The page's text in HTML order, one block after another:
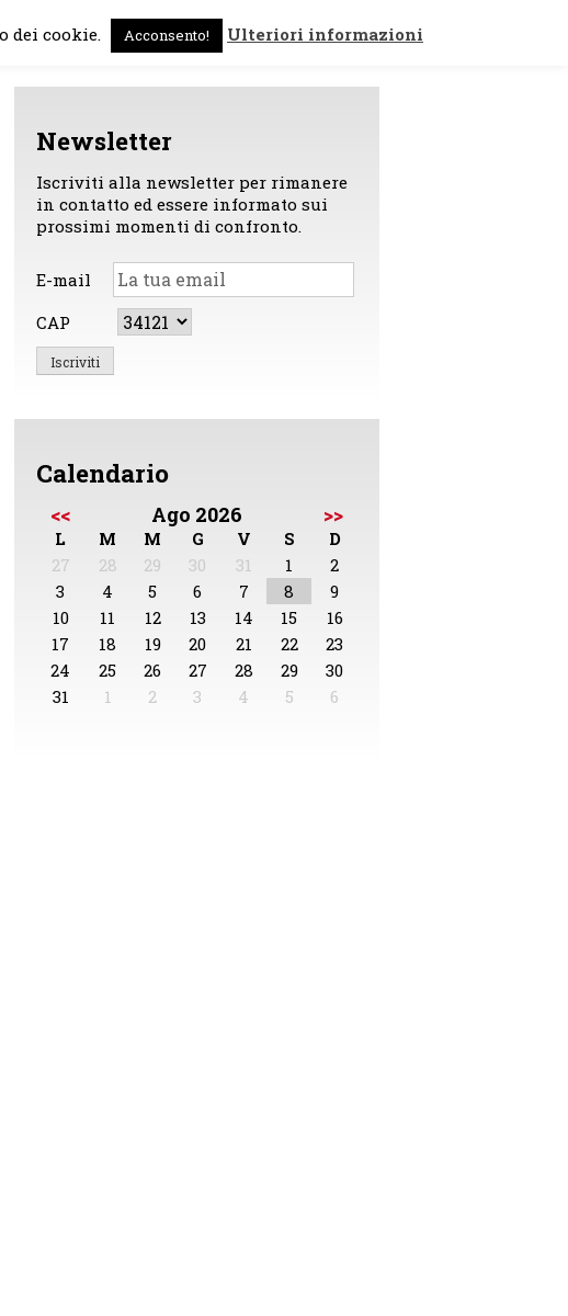
Chi sono News Contattami
Newsletter
Iscriviti alla newsletter per rimanere
in contatto ed essere informato sui
prossimi momenti di confronto.
E-mail
CAP
Calendario
<< Ago 2026 >>
L M M G V S
D
27
28 29 30 31 1
2
3
4 5 6 7 8
9
10
11 12 13 14 15
16
17
18 19 20 21 22
23
24
25 26 27 28 29
30
31
1 2 3 4 5 6
dei cookie. Acconsento! Ulteriori informazioni